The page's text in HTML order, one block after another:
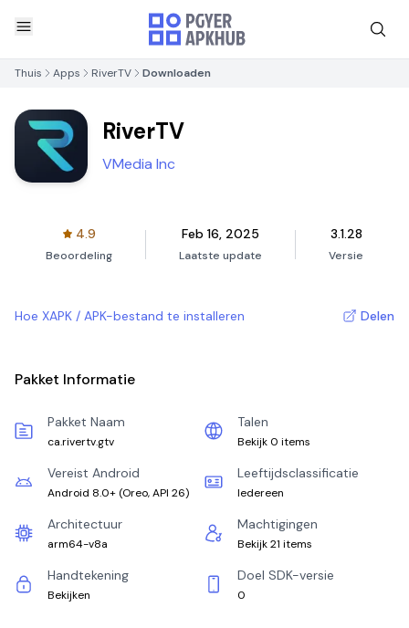
Thuis Apps RiverTV Downloaden
RiverTV
VMedia Inc
4.9
Beoordeling
Feb 16, 2025
Laatste update
3.1.28
Versie
Hoe XAPK / APK-bestand te installeren Delen
Pakket Informatie
Pakket Naam
ca.rivertv.gtv
Talen
Bekijk 0 items
Vereist Android
Android 8.0+ (Oreo, API 26)
Leeftijdsclassificatie
Iedereen
Architectuur
arm64-v8a
Machtigingen
Bekijk 21 items
Handtekening
Bekijken
Doel SDK-versie
0